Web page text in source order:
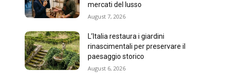
mercati del lusso
August 7, 2026
L’Italia restaura i giardini
rinascimentali per preservare il
paesaggio storico
August 6, 2026